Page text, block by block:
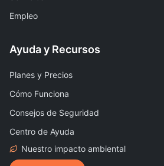
Empleo
Ayuda y Recursos
Planes y Precios
Cómo Funciona
Consejos de Seguridad
Centro de Ayuda
Nuestro impacto ambiental